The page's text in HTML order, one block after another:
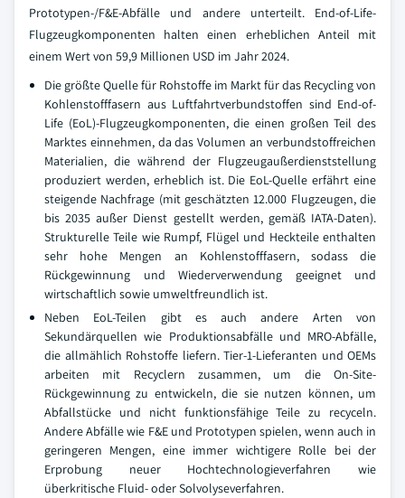
Prototypen-/F&E-Abfälle und andere unterteilt. End-of-Life-
Flugzeugkomponenten halten einen erheblichen Anteil mit
einem Wert von 59,9 Millionen USD im Jahr 2024.
Die größte Quelle für Rohstoffe im Markt für das Recycling von
Kohlenstofffasern aus Luftfahrtverbundstoffen sind End-of-
Life (EoL)-Flugzeugkomponenten, die einen großen Teil des
Marktes einnehmen, da das Volumen an verbundstoffreichen
Materialien, die während der Flugzeugaußerdienststellung
produziert werden, erheblich ist. Die EoL-Quelle erfährt eine
steigende Nachfrage (mit geschätzten 12.000 Flugzeugen, die
bis 2035 außer Dienst gestellt werden, gemäß IATA-Daten).
Strukturelle Teile wie Rumpf, Flügel und Heckteile enthalten
sehr hohe Mengen an Kohlenstofffasern, sodass die
Rückgewinnung und Wiederverwendung geeignet und
wirtschaftlich sowie umweltfreundlich ist.
Neben EoL-Teilen gibt es auch andere Arten von
Sekundärquellen wie Produktionsabfälle und MRO-Abfälle,
die allmählich Rohstoffe liefern. Tier-1-Lieferanten und OEMs
arbeiten mit Recyclern zusammen, um die On-Site-
Rückgewinnung zu entwickeln, die sie nutzen können, um
Abfallstücke und nicht funktionsfähige Teile zu recyceln.
Andere Abfälle wie F&E und Prototypen spielen, wenn auch in
geringeren Mengen, eine immer wichtigere Rolle bei der
Erprobung neuer Hochtechnologieverfahren wie
überkritische Fluid- oder Solvolyseverfahren.